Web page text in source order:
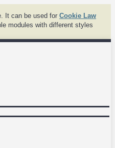
It can be used for Cookie Law
modules with different styles